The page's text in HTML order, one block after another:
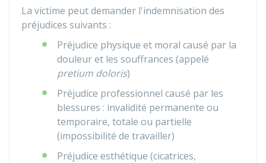
La victime peut demander l'indemnisation des
préjudices suivants :
Préjudice physique et moral causé par la
douleur et les souffrances (appelé
pretium doloris)
Préjudice professionnel causé par les
blessures : invalidité permanente ou
temporaire, totale ou partielle
(impossibilité de travailler)
Préjudice esthétique (cicatrices,